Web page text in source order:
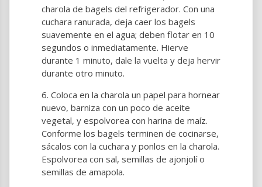
charola de bagels del refrigerador. Con una
cuchara ranurada, deja caer los bagels
suavemente en el agua; deben flotar en 10
segundos o inmediatamente. Hierve
durante 1 minuto, dale la vuelta y deja hervir
durante otro minuto.
Coloca en la charola un papel para hornear
nuevo, barniza con un poco de aceite
vegetal, y espolvorea con harina de maíz.
Conforme los bagels terminen de cocinarse,
sácalos con la cuchara y ponlos en la charola.
Espolvorea con sal, semillas de ajonjolí o
semillas de amapola.